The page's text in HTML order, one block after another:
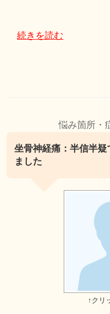
続きを読む
悩み箇所・
坐骨神経痛：半信半
ました